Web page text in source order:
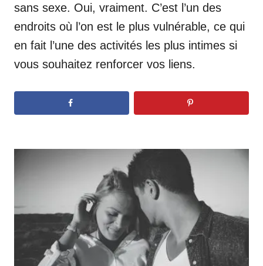
sans sexe. Oui, vraiment. C’est l’un des
endroits où l’on est le plus vulnérable, ce qui
en fait l’une des activités les plus intimes si
vous souhaitez renforcer vos liens.
N
a